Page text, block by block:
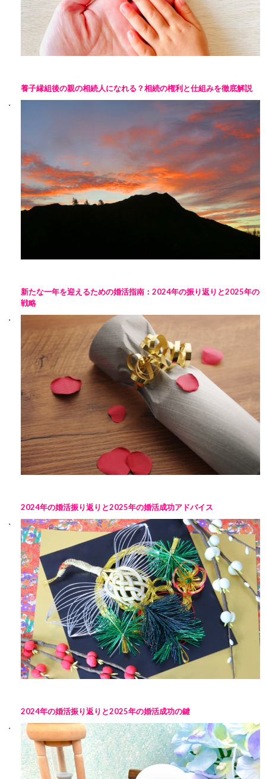
養子縁組後の親の相続人になれる？相続の権利と仕組みを徹底解説
新たな一年を迎えるための婚活指南：2024年の振り返りと2025年の
戦略
2024年の婚活振り返りと2025年の婚活成功アドバイス
2024年の婚活振り返りと2025年の婚活成功の鍵